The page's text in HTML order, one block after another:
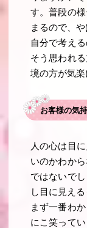
す。普段の
まるので、
自分で考え
そう思われ
境の方が気楽
お客様の気
人の心は目
いのかわか
ではないで
し目に見え
まず一番わ
にこ笑って